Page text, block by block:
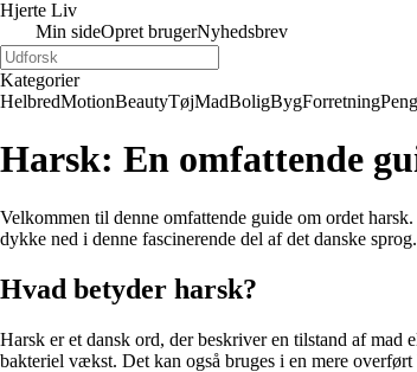
Hjerte Liv
Min sideOpret brugerNyhedsbrev
Kategorier
HelbredMotionBeautyTøjMadBoligBygForretning
Harsk: En omfattende
Velkommen til denne omfattende guide om ordet
dykke ned i denne fascinerende del af det danske sprog.
Hvad betyder harsk?
Harsk er et dansk ord, der beskriver en tilstand af
bakteriel vækst. Det kan også bruges i en mere